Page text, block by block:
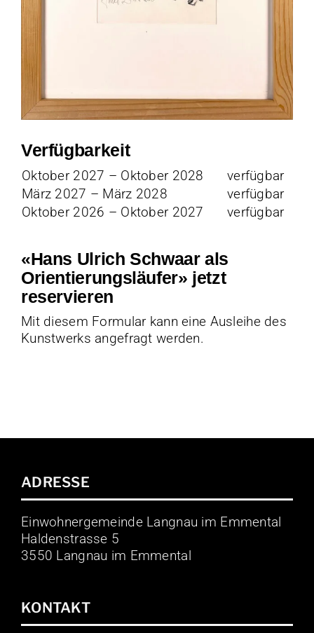
Verfügbarkeit
Oktober 2027 – Oktober 2028
verfügbar
März 2027 – März 2028
verfügbar
Oktober 2026 – Oktober 2027
verfügbar
«Hans Ulrich Schwaar als
Orientierungsläufer» jetzt
reservieren
Mit diesem Formular kann eine Ausleihe des
Kunstwerks angefragt werden.
ADRESSE
Einwohnergemeinde Langnau im Emmental
Haldenstrasse 5
3550 Langnau im Emmental
KONTAKT